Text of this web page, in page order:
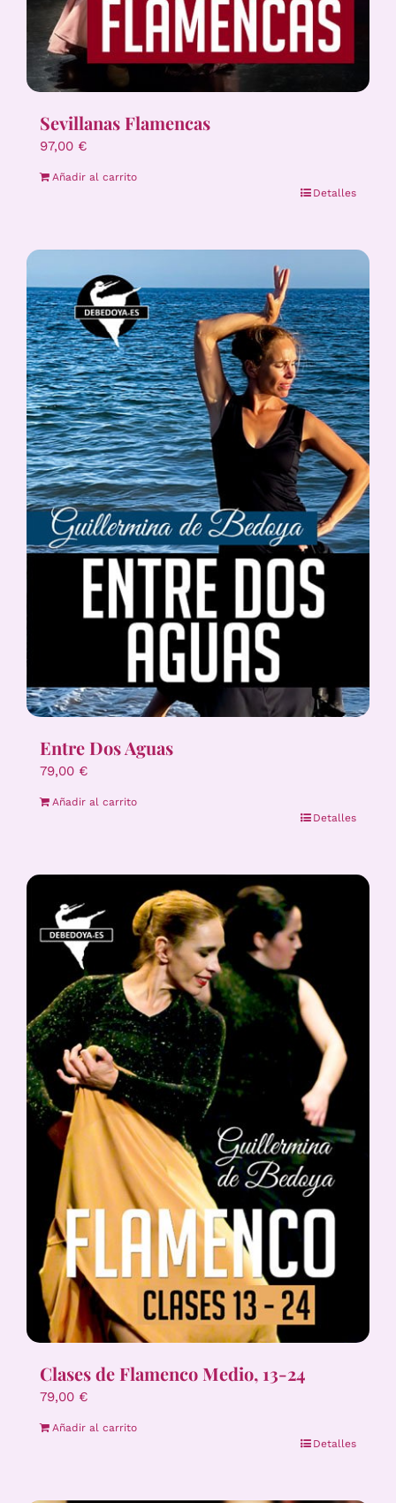
Sevillanas Flamencas
97,00 €
Añadir al carrito
Detalles
Entre Dos Aguas
79,00 €
Añadir al carrito
Detalles
Clases de Flamenco Medio, 13-24
79,00 €
Añadir al carrito
Detalles